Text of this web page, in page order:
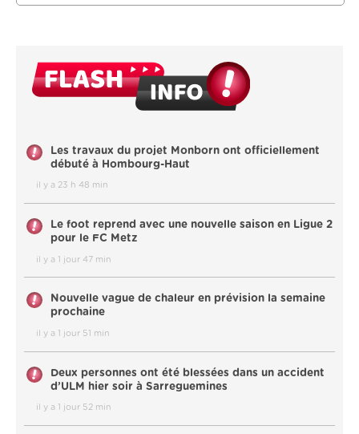
Les travaux du projet Monborn ont officiellement
débuté à Hombourg-Haut
il y a 23 h 48 min
Le foot reprend avec une nouvelle saison en Ligue 2
pour le FC Metz
il y a 1 jour 47 min
Nouvelle vague de chaleur en prévision la semaine
prochaine
il y a 1 jour 51 min
Deux personnes ont été blessées dans un accident
d’ULM hier soir à Sarreguemines
il y a 1 jour 52 min